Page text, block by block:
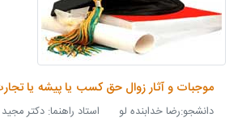
موجبات و آثار زوال حق کسب یا پیشه یا
دانشجو:رضا خدابنده لو استاد راهنما: دکتر مجید